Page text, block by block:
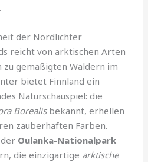
der Nordlichter
reicht von arktischen Arten
gemäßigten Wäldern im
bietet Finnland ein
Naturschauspiel: die
Borealisbekannt, erhellen
zauberhaften Farben.
Oulanka-Nationalpark
die einzigartige arktische